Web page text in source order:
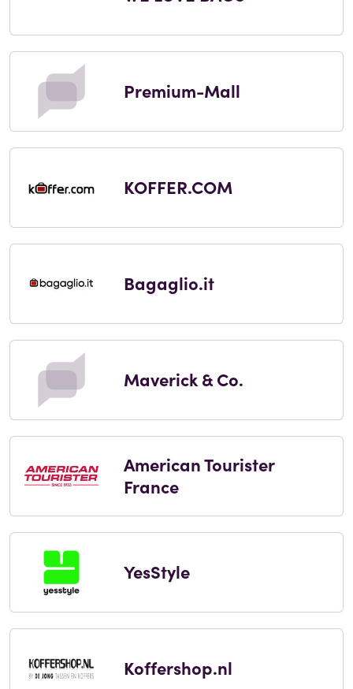
Premium-Mall
KOFFER.COM
Bagaglio.it
Maverick & Co.
American Tourister
France
YesStyle
Koffershop.nl